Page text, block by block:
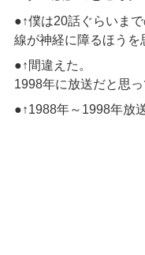
●↑僕は20話ぐらいま
線が神経に障るほうを
●↑間違えた。
1998年に放送だと思っ
●↑1988年～1998年放